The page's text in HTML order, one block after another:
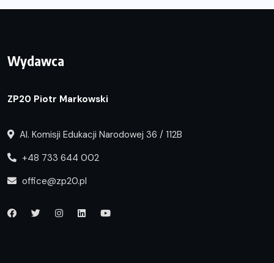
Wydawca
ZP20 Piotr Markowski
Al. Komisji Edukacji Narodowej 36 / 112B
+48 733 644 002
office@zp20.pl